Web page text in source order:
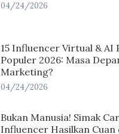
04/24/2026
15 Influencer Virtual & AI
Populer 2026: Masa
Marketing?
04/24/2026
Bukan Manusia! Simak
Influencer Hasilkan Cuan